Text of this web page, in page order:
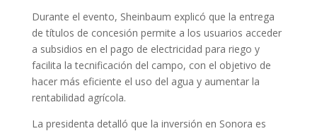
Durante el evento, Sheinbaum explicó que la entrega
de títulos de concesión permite a los usuarios acceder
a subsidios en el pago de electricidad para riego y
facilita la tecnificación del campo, con el objetivo de
hacer más eficiente el uso del agua y aumentar la
rentabilidad agrícola.
La presidenta detalló que la inversión en Sonora es